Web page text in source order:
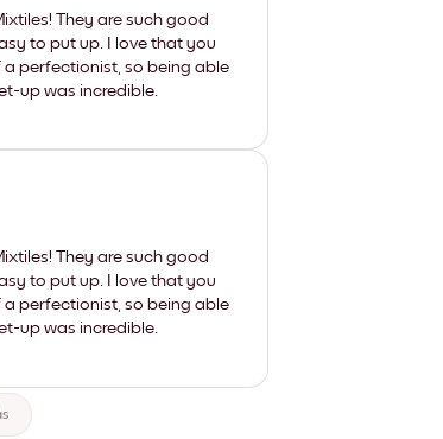
They are such good
to put up. I love that you
perfectionist, so being able
up was incredible.
They are such good
to put up. I love that you
perfectionist, so being able
up was incredible.